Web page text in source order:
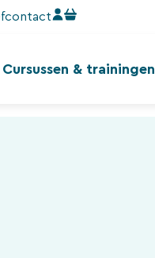
contact
Cursussen & trainingen